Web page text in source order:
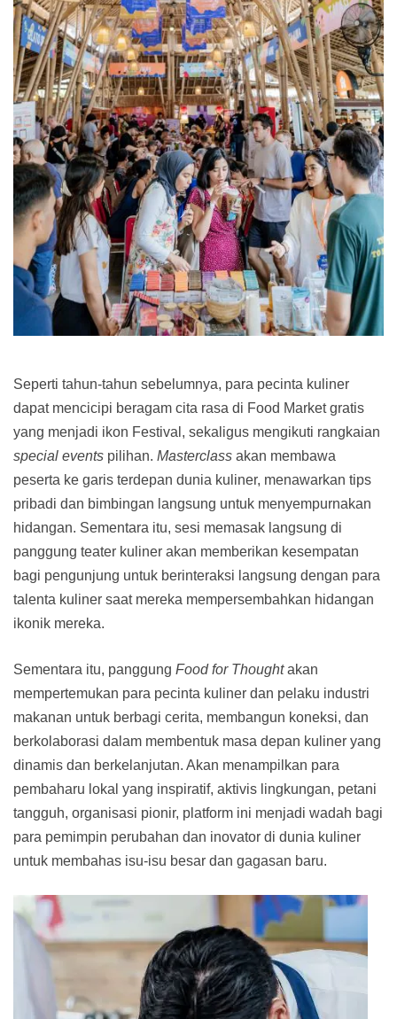
Seperti tahun-tahun sebelumnya, para pecinta kuliner
dapat mencicipi beragam cita rasa di Food Market gratis
yang menjadi ikon Festival, sekaligus mengikuti rangkaian
special events pilihan. Masterclass akan membawa
peserta ke garis terdepan dunia kuliner, menawarkan tips
pribadi dan bimbingan langsung untuk menyempurnakan
hidangan. Sementara itu, sesi memasak langsung di
panggung teater kuliner akan memberikan kesempatan
bagi pengunjung untuk berinteraksi langsung dengan para
talenta kuliner saat mereka mempersembahkan hidangan
ikonik mereka.
Sementara itu, panggung Food for Thoughtakan
mempertemukan para pecinta kuliner dan pelaku industri
makanan untuk berbagi cerita, membangun koneksi, dan
berkolaborasi dalam membentuk masa depan kuliner yang
dinamis dan berkelanjutan. Akan menampilkan para
pembaharu lokal yang inspiratif, aktivis lingkungan, petani
tangguh, organisasi pionir, platform ini menjadi wadah bagi
para pemimpin perubahan dan inovator di dunia kuliner
untuk membahas isu-isu besar dan gagasan baru.